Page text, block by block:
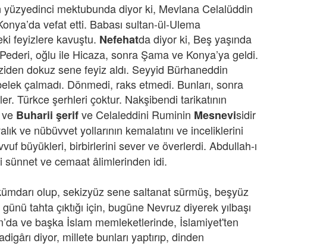
yüzyedinci mektubunda diyor ki, Mevlana Celalüddin
vefat etti. Babası sultan-ül-Ulema
feyizlere kavuştu. Nefehatda diyor ki, Beş yaşında
oğlu ile Hicaza, sonra Şama ve Konya’ya geldi.
dokuz sene feyiz aldı. Seyyid Bürhaneddin
çalmadı. Dönmedi, raks etmedi. Bunları, sonra
Türkce şerhleri çoktur. Nakşibendi tarikatının
ve Buharii şerifve Celaleddini Ruminin Mesnevisidir
ve nübüvvet yollarının kemalatını ve inceliklerini
büyükleri, birbirlerini sever ve överlerdi. Abdullah-ı
ve cemaat âlimlerinden idi.
olup, sekizyüz sene saltanat sürmüş, beşyüz
tahta çıktığı için, bugüne Nevruz diyerek yılbaşı
ve başka İslam memleketlerinde, İslamiyet'ten
diyor, millete bunları yaptırıp, dinden